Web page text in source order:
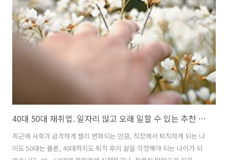
국내 모든 금융기관의 계좌 정보를 제공합니다. 이런 기능으로 인해 나의
모든 계좌를 한번에 관리할 수 있고, 휴먼 예금 등 내가 잊고 있던 예금도
찾아볼 수 있습니다. 이밖에 모든 발급 카드를 알 수 있고, 카드 포인트를
간단히 현..
40대 50대 재취업. 일자리 많고 오래 일할 수 있는 추천 직종 Best 3
최근에 사회가 급격하게 빨리 변화되는 만큼, 직장에서 퇴직하게 되는 나
이도 50대는 물론, 40대까지도 퇴직 후의 삶을 걱정해야 되는 나이가 되